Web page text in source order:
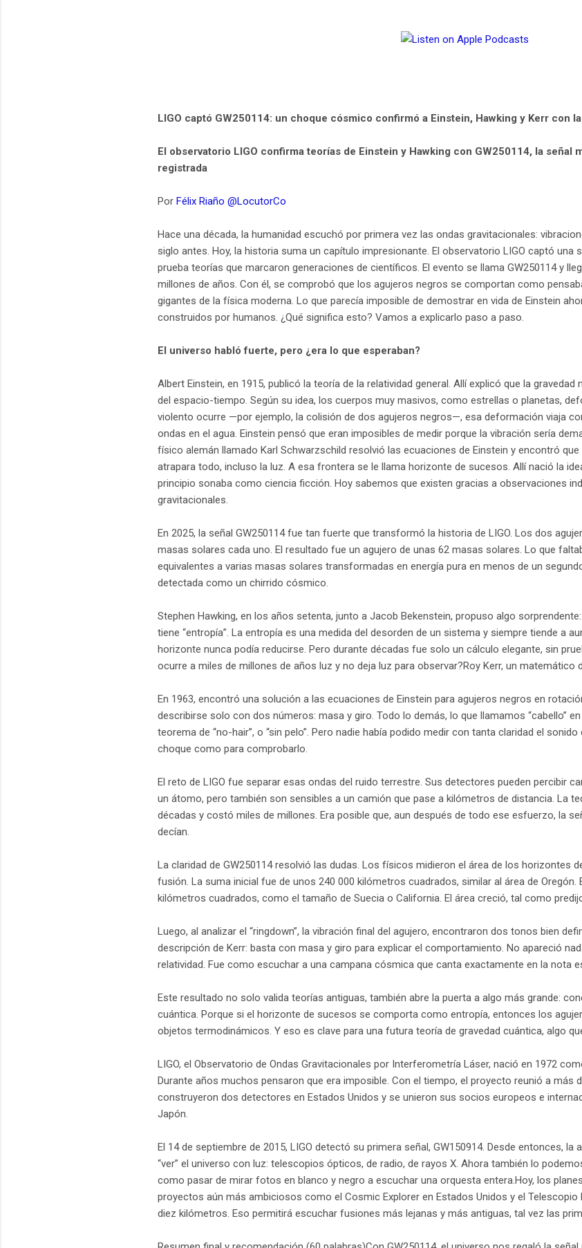
LIGO captó GW250114: un choque cósmico confirmó a Einstein, Hawking y Kerr con
El observatorio LIGO confirma teorías de Einstein y Hawking con GW250114, la señal
registrada
Por Félix Riaño @LocutorCo
Hace una década, la humanidad escuchó por primera vez las ondas gravitacionales:
siglo antes. Hoy, la historia suma un capítulo impresionante. El observatorio LIGO captó una
prueba teorías que marcaron generaciones de científicos. El evento se llama GW250114 y
millones de años. Con él, se comprobó que los agujeros negros se comportan como
gigantes de la física moderna. Lo que parecía imposible de demostrar en vida de Einstein
construidos por humanos. ¿Qué significa esto? Vamos a explicarlo paso a paso.
El universo habló fuerte, pero ¿era lo que esperaban?
Albert Einstein, en 1915, publicó la teoría de la relatividad general. Allí explicó que la
del espacio-tiempo. Según su idea, los cuerpos muy masivos, como estrellas o planetas,
violento ocurre —por ejemplo, la colisión de dos agujeros negros—, esa deformación viaja
ondas en el agua. Einstein pensó que eran imposibles de medir porque la vibración sería
físico alemán llamado Karl Schwarzschild resolvió las ecuaciones de Einstein y encontró
atrapara todo, incluso la luz. A esa frontera se le llama horizonte de sucesos. Allí nació la
principio sonaba como ciencia ficción. Hoy sabemos que existen gracias a observaciones
gravitacionales.
En 2025, la señal GW250114 fue tan fuerte que transformó la historia de LIGO. Los dos
masas solares cada uno. El resultado fue un agujero de unas 62 masas solares. Lo que
equivalentes a varias masas solares transformadas en energía pura en menos de un
detectada como un chirrido cósmico.
Stephen Hawking, en los años setenta, junto a Jacob Bekenstein, propuso algo
tiene “entropía”. La entropía es una medida del desorden de un sistema y siempre tiende a
horizonte nunca podía reducirse. Pero durante décadas fue solo un cálculo elegante, sin
ocurre a miles de millones de años luz y no deja luz para observar?Roy Kerr, un matemático
En 1963, encontró una solución a las ecuaciones de Einstein para agujeros negros en
describirse solo con dos números: masa y giro. Todo lo demás, lo que llamamos “cabello”
teorema de “no-hair”, o “sin pelo”. Pero nadie había podido medir con tanta claridad el
choque como para comprobarlo.
El reto de LIGO fue separar esas ondas del ruido terrestre. Sus detectores pueden percibir
un átomo, pero también son sensibles a un camión que pase a kilómetros de distancia. La
décadas y costó miles de millones. Era posible que, aun después de todo ese esfuerzo, la
decían.
La claridad de GW250114 resolvió las dudas. Los físicos midieron el área de los horizontes
fusión. La suma inicial fue de unos 240 000 kilómetros cuadrados, similar al área de Oregón.
kilómetros cuadrados, como el tamaño de Suecia o California. El área creció, tal como
Luego, al analizar el “ringdown”, la vibración final del agujero, encontraron dos tonos bien
descripción de Kerr: basta con masa y giro para explicar el comportamiento. No apareció
relatividad. Fue como escuchar a una campana cósmica que canta exactamente en la nota
Este resultado no solo valida teorías antiguas, también abre la puerta a algo más grande:
cuántica. Porque si el horizonte de sucesos se comporta como entropía, entonces los
objetos termodinámicos. Y eso es clave para una futura teoría de gravedad cuántica, algo
LIGO, el Observatorio de Ondas Gravitacionales por Interferometría Láser, nació en 1972
Durante años muchos pensaron que era imposible. Con el tiempo, el proyecto reunió a más
construyeron dos detectores en Estados Unidos y se unieron sus socios europeos e
Japón.
El 14 de septiembre de 2015, LIGO detectó su primera señal, GW150914. Desde entonces,
“ver” el universo con luz: telescopios ópticos, de radio, de rayos X. Ahora también lo
como pasar de mirar fotos en blanco y negro a escuchar una orquesta entera.Hoy, los
proyectos aún más ambiciosos como el Cosmic Explorer en Estados Unidos y el Telescopio
diez kilómetros. Eso permitirá escuchar fusiones más lejanas y más antiguas, tal vez las